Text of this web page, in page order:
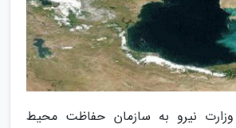
وزارت نیرو به سازمان حفاظت محیط